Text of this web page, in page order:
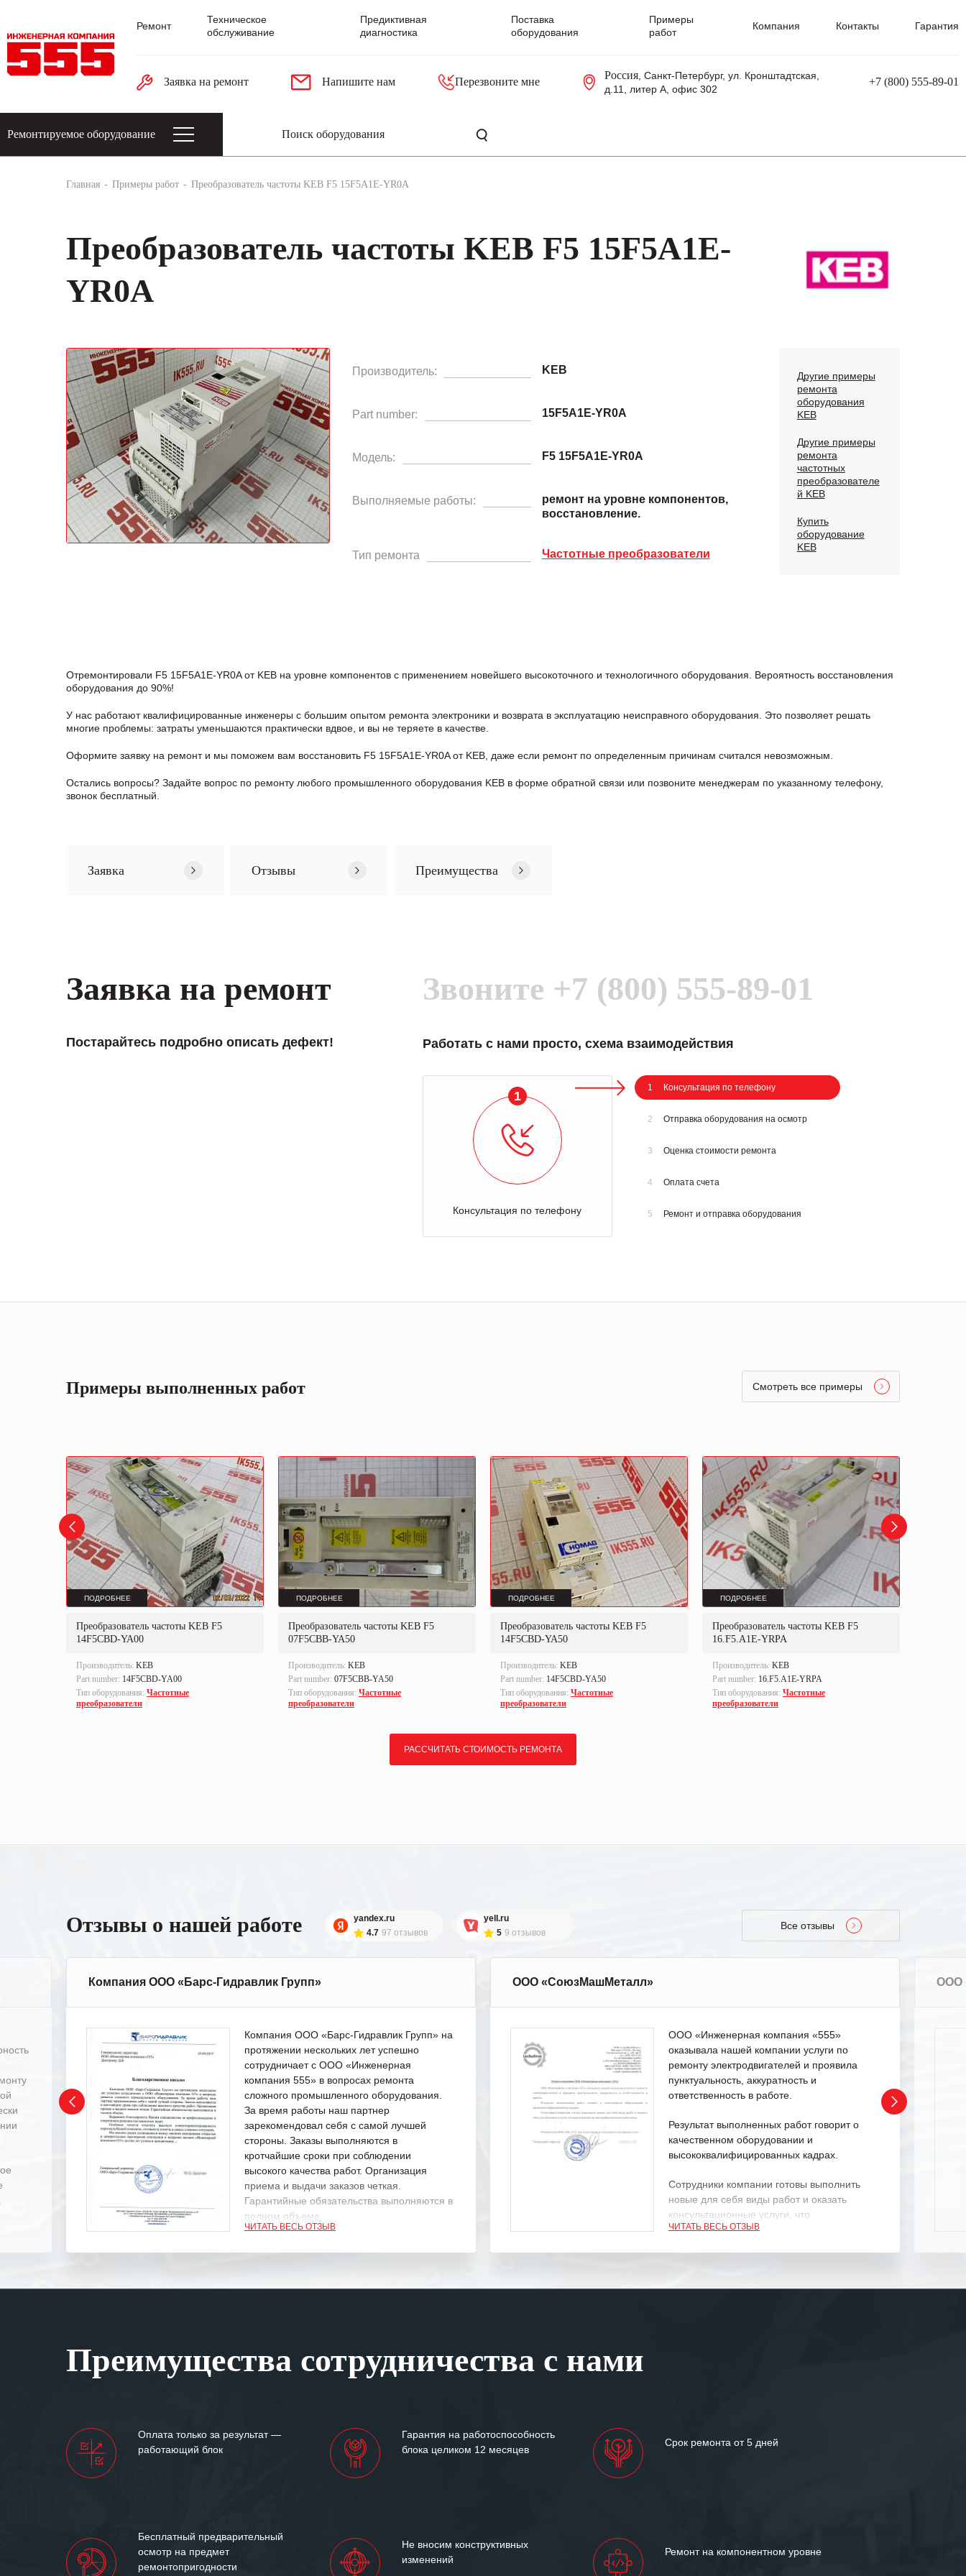
Ремонт
Техническое
обслуживание
Предиктивная
диагностика
Поставка
оборудования
Примеры
работ
Компания Контакты Гарантия
Заявка на ремонт Напишите нам Перезвоните мне
Россия, Санкт-Петербург, ул. Кронштадтская,
д.11, литер А, офис 302
+7 (800) 555-89-01
Ремонтируемое оборудование
Главная Примеры работ Преобразователь частоты KEB F5 15F5A1E-YR0A
Преобразователь частоты KEB F5 15F5A1E-
YR0A
Производитель: KEB
Part number: 15F5A1E-YR0A
Модель: F5 15F5A1E-YR0A
Выполняемые работы:
ремонт на уровне компонентов,
восстановление.
Тип ремонта Частотные преобразователи
Другие примеры
ремонта
оборудования
KEB
Другие примеры
ремонта
частотных
преобразователе
й KEB
Купить
оборудование
KEB
Отремонтировали F5 15F5A1E-YR0A от KEB на уровне компонентов с применением новейшего высокоточного и технологичного оборудования. Вероятность восстановления
оборудования до 90%!
У нас работают квалифицированные инженеры с большим опытом ремонта электроники и возврата в эксплуатацию неисправного оборудования. Это позволяет решать
многие проблемы: затраты уменьшаются практически вдвое, и вы не теряете в качестве.
Оформите заявку на ремонт и мы поможем вам восстановить F5 15F5A1E-YR0A от KEB, даже если ремонт по определенным причинам считался невозможным.
Остались вопросы? Задайте вопрос по ремонту любого промышленного оборудования KEB в формe обратной связи или позвоните менеджерам по указанному телефону,
звонок бесплатный.
Заявка Отзывы Преимущества
Заявка на ремонт
Постарайтесь подробно описать дефект!
Звоните +7 (800) 555-89-01
Работать с нами просто, схема взаимодействия
1
Консультация по телефону
1 Консультация по телефону
2 Отправка оборудования на осмотр
3 Оценка стоимости ремонта
4 Оплата счета
5 Ремонт и отправка оборудования
Примеры выполненных работ Смотреть все примеры
ПОДРОБНЕЕ
Преобразователь частоты KEB F5
14F5CBD-YA00
Производитель: KEB
Part number: 14F5CBD-YA00
Тип оборудования: Частотные
преобразователи
ПОДРОБНЕЕ
Преобразователь частоты KEB F5
07F5CBB-YA50
Производитель: KEB
Part number: 07F5CBB-YA50
Тип оборудования: Частотные
преобразователи
ПОДРОБНЕЕ
Преобразователь частоты KEB F5
14F5CBD-YA50
Производитель: KEB
Part number: 14F5CBD-YA50
Тип оборудования: Частотные
преобразователи
ПОДРОБНЕЕ
Преобразователь частоты KEB F5
16.F5.A1E-YRPA
Производитель: KEB
Part number: 16.F5.A1E-YRPA
Тип оборудования: Частотные
преобразователи
РАССЧИТАТЬ СТОИМОСТЬ РЕМОНТА
Отзывы о нашей работе
yandex.ru
4.7 97 отзывов
yell.ru
5 9 отзывов
Все отзывы
Компания ООО «Барс-Гидравлик Групп»
Компания ООО «Барс-Гидравлик Групп» на
протяжении нескольких лет успешно
сотрудничает с ООО «Инженерная
компания 555» в вопросах ремонта
сложного промышленного оборудования.
За время работы наш партнер
зарекомендовал себя с самой лучшей
стороны. Заказы выполняются в
кротчайшие сроки при соблюдении
высокого качества работ. Организация
приема и выдачи заказов четкая.
Гарантийные обязательства выполняются в
полном объеме.
Мы высоко ценим сложившиеся между
«555» долгих лет успеха и процветания.
ЧИТАТЬ ВЕСЬ ОТЗЫВ
ООО «СоюзМашМеталл»
ООО «Инженерная компания «555»
оказывала нашей компании услуги по
ремонту электродвигателей и проявила
пунктуальность, аккуратность и
ответственность в работе.
Результат выполненных работ говорит о
качественном оборудовании и
высококвалифицированных кадрах.
Сотрудники компании готовы выполнить
новые для себя виды работ и оказать
консультационные услуги, что
характеризует их как профессионалов
ответственного и надежного поставщика
ЧИТАТЬ ВЕСЬ ОТЗЫВ
ООО
Преимущества сотрудничества с нами
Оплата только за результат —
работающий блок
Гарантия на работоспособность
блока целиком 12 месяцев
Срок ремонта от 5 дней
Бесплатный предварительный
осмотр на предмет
ремонтопригодности
Не вносим конструктивных
изменений
Ремонт на компонентном уровне